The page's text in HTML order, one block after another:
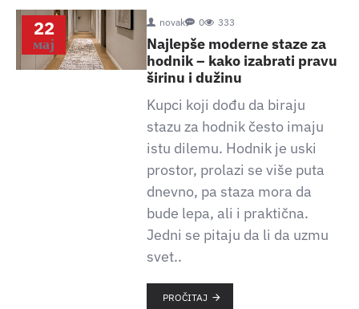
22
мај
novak 0 333
Najlepše moderne staze za
hodnik – kako izabrati pravu
širinu i dužinu
Kupci koji dođu da biraju
stazu za hodnik često imaju
istu dilemu. Hodnik je uski
prostor, prolazi se više puta
dnevno, pa staza mora da
bude lepa, ali i praktična.
Jedni se pitaju da li da uzmu
svet..
PROČITAJ